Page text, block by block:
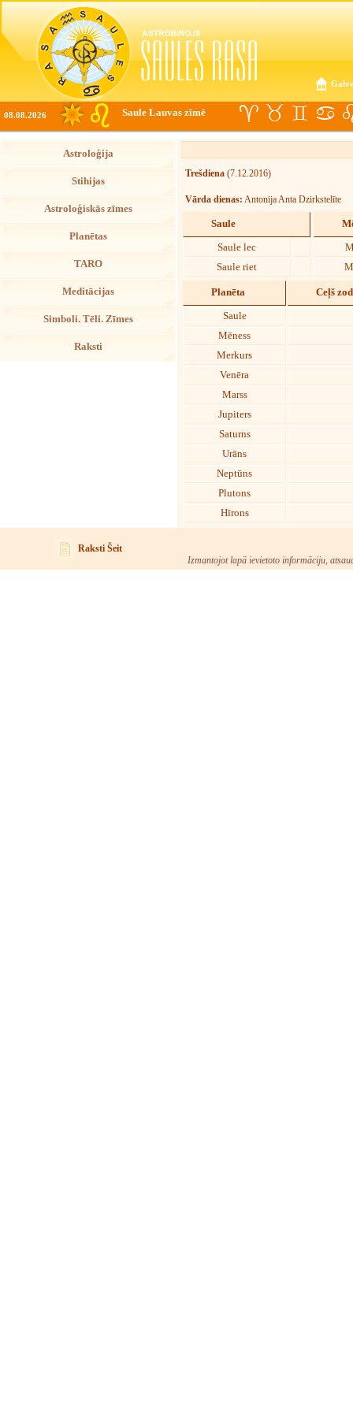
08.08.2026 Saule Lauvas zīmē
Astroloģija
Stihijas
Astroloģiskās zīmes
Planētas
TARO
Meditācijas
Simboli. Tēli. Zīmes
Raksti
Trešdiena (7.12.2016)
Vārda dienas: Antonija Anta Dzirkstelīte
Saule
Saule lec
Saule riet
Planēta Ceļš
Saule
Mēness
Merkurs
Venēra
Marss
Jupiters
Saturns
Urāns
Neptūns
Plutons
Hīrons
Raksti Šeit
Izmantojot lapā ievietoto informāciju,